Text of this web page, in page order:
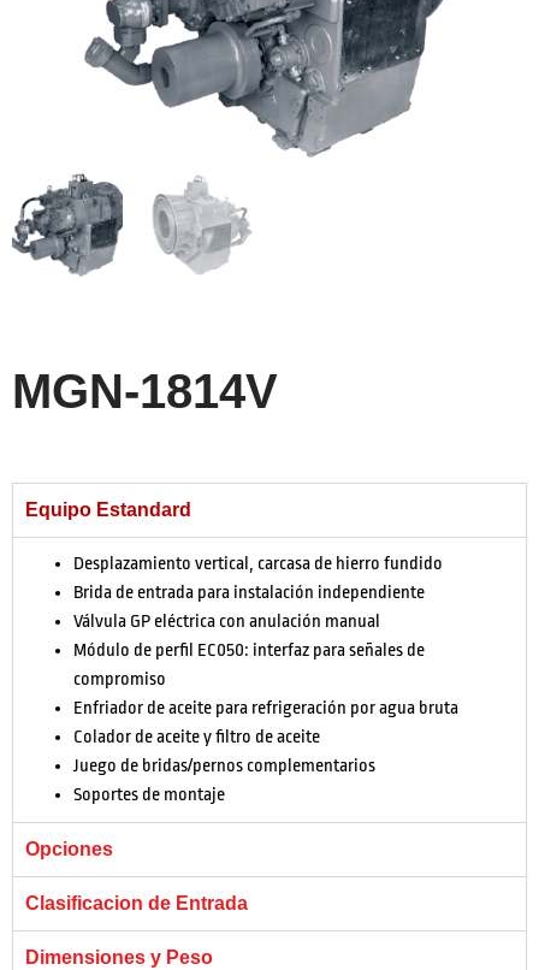
MGN-1814V
Equipo Estandard
Desplazamiento vertical, carcasa de hierro fundido
Brida de entrada para instalación independiente
Válvula GP eléctrica con anulación manual
Módulo de perfil EC050: interfaz para señales de
compromiso
Enfriador de aceite para refrigeración por agua bruta
Colador de aceite y filtro de aceite
Juego de bridas/pernos complementarios
Soportes de montaje
Opciones
Clasificacion de Entrada
Dimensiones y Peso